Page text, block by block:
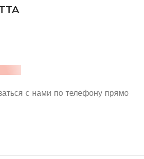
с нами по телефону прямо